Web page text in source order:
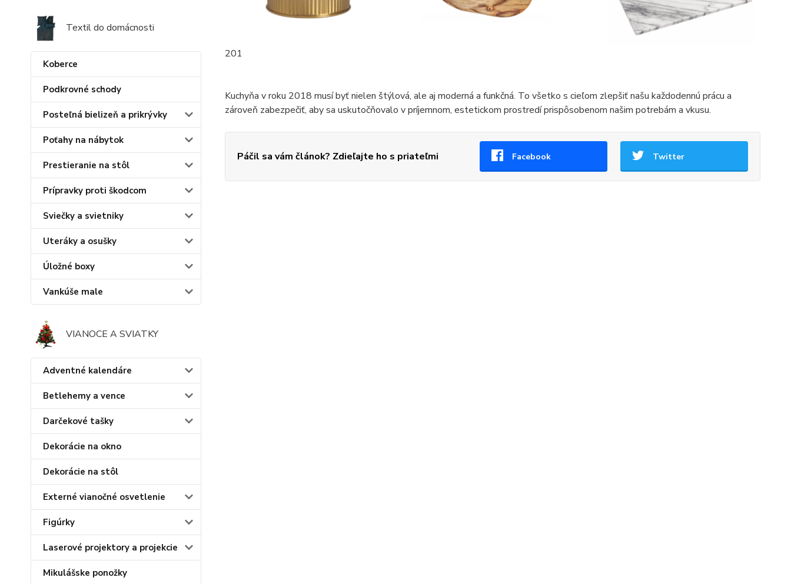
Textil do domácnosti
Koberce
Podkrovné schody
Posteľná bielizeň a prikrývky
Poťahy na nábytok
Prestieranie na stôl
Prípravky proti škodcom
Sviečky a svietniky
Uteráky a osušky
Úložné boxy
Vankúše male
VIANOCE A SVIATKY
Adventné kalendáre
Betlehemy a vence
Darčekové tašky
Dekorácie na okno
Dekorácie na stôl
Externé vianočné osvetlenie
Figúrky
Laserové projektory a projekcie
Mikulášske ponožky
201
Kuchyňa v roku 2018 musí byť nielen štýlová, ale aj moderná a funkčná. To všetko s cieľom zlepšiť našu každodennú prácu a
zároveň zabezpečiť, aby sa uskutočňovalo v príjemnom, estetickom prostredí prispôsobenom našim potrebám a vkusu.
Páčil sa vám článok? Zdieľajte ho s priateľmi Facebook Twitter